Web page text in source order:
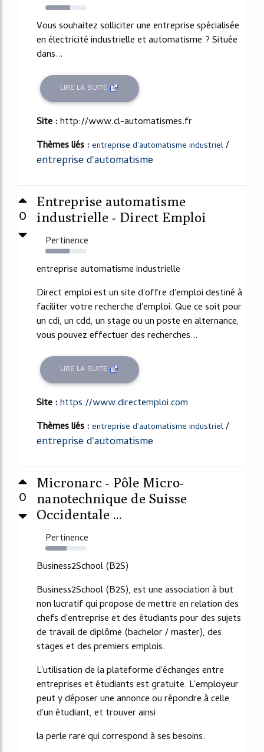
60%
Vous souhaitez solliciter une entreprise spécialisée
en électricité industrielle et automatisme ? Située
dans...
LIRE LA SUITE
Site :http://www.cl-automatismes.fr
Thèmes liés : entreprise d'automatisme industriel/
entreprise d'automatisme
0
Entreprise automatisme
industrielle - Direct Emploi
Pertinence
58%
entreprise automatisme industrielle
Direct emploi est un site d'offre d'emploi destiné à
faciliter votre recherche d'emploi. Que ce soit pour
un cdi, un cdd, un stage ou un poste en alternance,
vous pouvez effectuer des recherches...
LIRE LA SUITE
Site :https://www.directemploi.com
Thèmes liés : entreprise d'automatisme industriel/
entreprise d'automatisme
0
Micronarc - Pôle Micro-
nanotechnique de Suisse
Occidentale ...
Pertinence
52%
Business2School (B2S)
Business2School (B2S), est une association à but
non lucratif qui propose de mettre en relation des
chefs d'entreprise et des étudiants pour des sujets
de travail de diplôme (bachelor / master), des
stages et des premiers emplois.
L'utilisation de la plateforme d'échanges entre
entreprises et étudiants est gratuite. L'employeur
peut y déposer une annonce ou répondre à celle
d'un étudiant, et trouver ainsi
la perle rare qui correspond à ses besoins.